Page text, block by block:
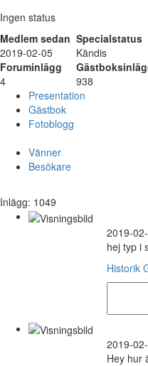
Ingen status
Medlem sedan Specialstatus
2019-02-05
Kändis
Foruminlägg
4
938
Presentation
Gästbok
Fotoblogg
Vänner
Besökare
Inlägg: 1049
2019-
hej typ i
Historik
2019-
Hey hur